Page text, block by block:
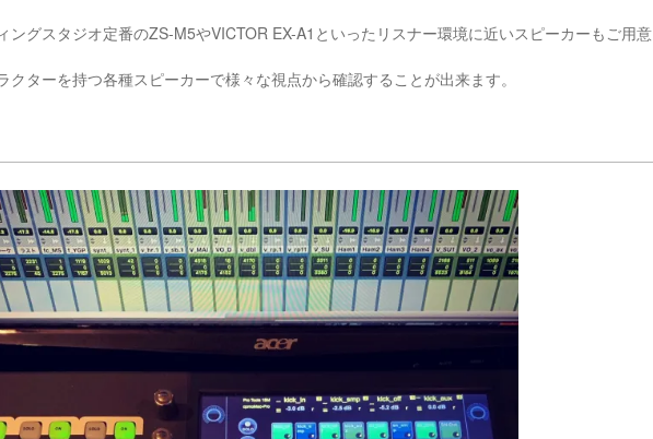
ングスタジオ定番のZS-M5やVICTOR EX-A1といったリスナー環境に近いスピーカーもご用意
クターを持つ各種スピーカーで様々な視点から確認することが出来ます。